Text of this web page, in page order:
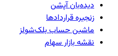
دیده‌بان آپشن
زنجیره قراردادها
ماشین حساب بلک‌شولز
نقشه بازار سهام